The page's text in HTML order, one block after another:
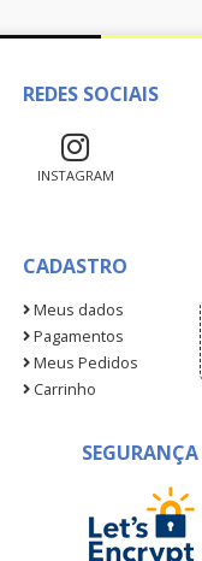
REDES SOCIAIS
INSTAGRAM
CADASTRO
Meus dados
Pagamentos
Meus Pedidos
Carrinho
SEGURANÇA